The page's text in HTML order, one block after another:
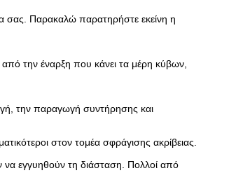
σας. Παρακαλώ παρατηρήστε εκείνη η
την έναρξη που κάνει τα μέρη κύβων,
την παραγωγή συντήρησης και
στον τομέα σφράγισης ακρίβειας.
εγγυηθούν τη διάσταση. Πολλοί από